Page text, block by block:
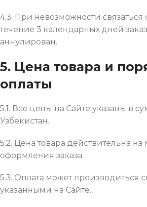
4.3. При невозможности связаться
течение 3 календарных дней
аннулирован.
5. Цена товара и
оплаты
5.1. Все цены на Сайте указаны в
Узбекистан.
5.2. Цена товара действительна на
оформления заказа.
5.3. Оплата может производиться
указанными на Сайте.